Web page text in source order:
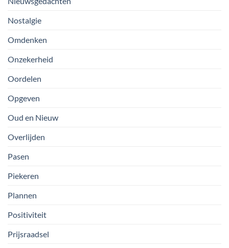
Nostalgie
Omdenken
Onzekerheid
Oordelen
Opgeven
Oud en Nieuw
Overlijden
Pasen
Piekeren
Plannen
Positiviteit
Prijsraadsel